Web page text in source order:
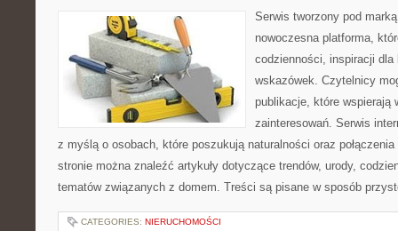
Serwis tworzony pod
nowoczesna platforma,
codzienności, inspiracji
wskazówek. Czytelnicy
publikacje, które wspierają
zainteresowań. Serwis
z myślą o osobach, które poszukują naturalności oraz
stronie można znaleźć artykuły dotyczące trendów, urody,
tematów związanych z domem. Treści są pisane w sposób
CATEGORIES: NIERUCHOMOŚCI